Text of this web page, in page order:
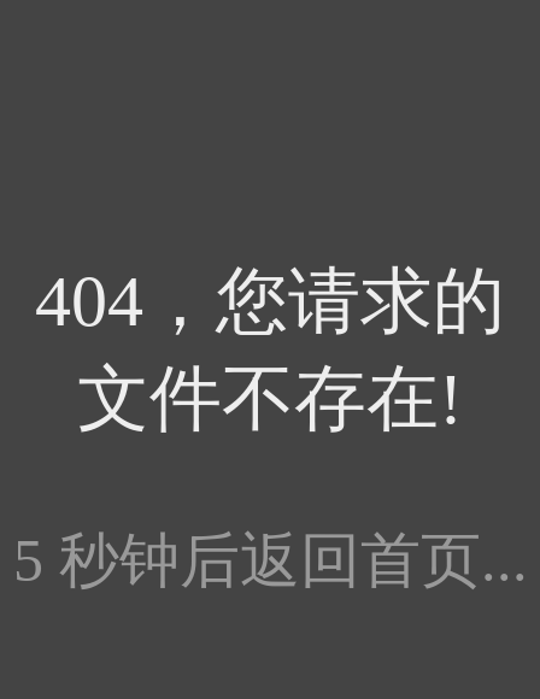
404，您请求的
文件不存在!
5 秒钟后返回首页...